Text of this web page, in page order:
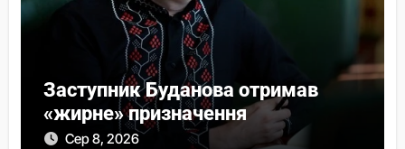
Заступник Буданова отримав
«жирне» призначення
Сер 8, 2026